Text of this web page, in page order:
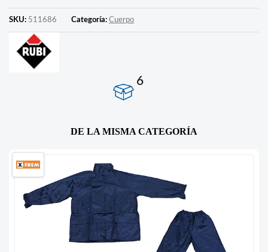
SKU: 511686 Categoría: Cuerpo
6
DE LA MISMA CATEGORÍA